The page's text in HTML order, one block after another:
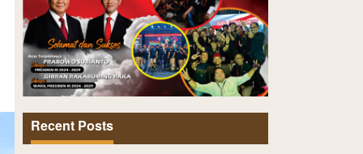
Recent Posts